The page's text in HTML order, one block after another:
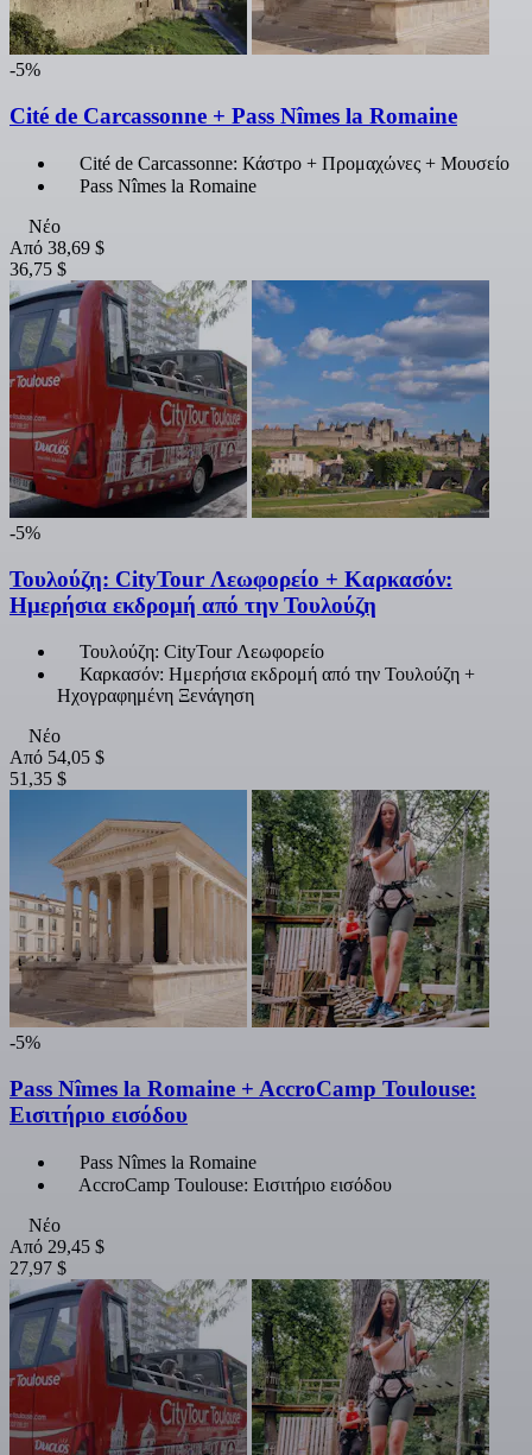
-5%
Cité de Carcassonne + Pass Nîmes la Romaine
Cité de Carcassonne: Κάστρο + Προμαχώνες + Μουσείο
Pass Nîmes la Romaine
Νέο
Από 38,69 $
36,75 $
-5%
Τουλούζη: CityTour Λεωφορείο + Καρκασόν:
Ημερήσια εκδρομή από την Τουλούζη
Τουλούζη: CityTour Λεωφορείο
Καρκασόν: Ημερήσια εκδρομή από την Τουλούζη +
Ηχογραφημένη Ξενάγηση
Νέο
Από 54,05 $
51,35 $
-5%
Pass Nîmes la Romaine + AccroCamp Toulouse:
Εισιτήριο εισόδου
Pass Nîmes la Romaine
AccroCamp Toulouse: Εισιτήριο εισόδου
Νέο
Από 29,45 $
27,97 $